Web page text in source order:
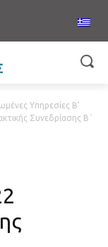
Υπηρεσίες Β'
Συνεδρίασης Β΄